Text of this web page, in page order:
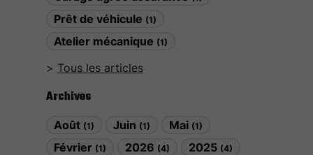
Prêt de véhicule (1)
Atelier mécanique (1)
Tous les articles
Archives
Août (1) Juin (1) Mai (1)
Février (1) 2026 (4) 2025 (4)